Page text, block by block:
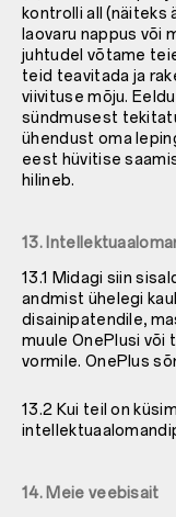
kontrolli all (näiteks
laovaru nappus või
juhtudel võtame
teid teavitada ja
viivituse mõju.
sündmusest
ühendust oma
eest hüvitise
hilineb.
13.
13.1 Midagi siin
andmist ühelegi
disainipatendile,
muule OnePlusi
vormile. OnePlus
13.2 Kui teil on
14. Meie veebisait